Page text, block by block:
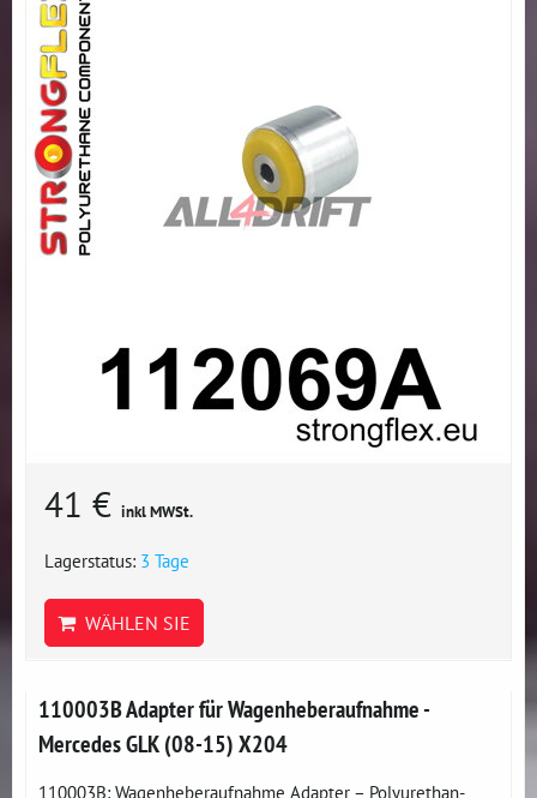
41 € inkl MWSt.
Lagerstatus: 3 Tage
WÄHLEN SIE
110003B Adapter für Wagenheberaufnahme -
Mercedes GLK (08-15) X204
110003B: Wagenheberaufnahme Adapter – Polyurethan-